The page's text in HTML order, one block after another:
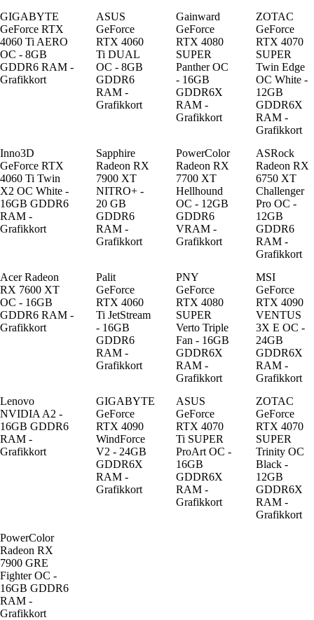
GIGABYTE
GeForce RTX
4060 Ti AERO
OC - 8GB
GDDR6 RAM -
Grafikkort
ASUS
GeForce
RTX 4060
Ti DUAL
OC - 8GB
GDDR6
RAM -
Grafikkort
Gainward
GeForce
RTX 4080
SUPER
Panther OC
- 16GB
GDDR6X
RAM -
Grafikkort
ZOTAC
GeForce
RTX 4070
SUPER
Twin Edge
OC White -
12GB
GDDR6X
RAM -
Grafikkort
Inno3D
GeForce RTX
4060 Ti Twin
X2 OC White -
16GB GDDR6
RAM -
Grafikkort
Sapphire
Radeon RX
7900 XT
NITRO+ -
20 GB
GDDR6
RAM -
Grafikkort
PowerColor
Radeon RX
7700 XT
Hellhound
OC - 12GB
GDDR6
VRAM -
Grafikkort
ASRock
Radeon RX
6750 XT
Challenger
Pro OC -
12GB
GDDR6
RAM -
Grafikkort
Acer Radeon
RX 7600 XT
OC - 16GB
GDDR6 RAM -
Grafikkort
Palit
GeForce
RTX 4060
Ti JetStream
- 16GB
GDDR6
RAM -
Grafikkort
PNY
GeForce
RTX 4080
SUPER
Verto Triple
Fan - 16GB
GDDR6X
RAM -
Grafikkort
MSI
GeForce
RTX 4090
VENTUS
3X E OC -
24GB
GDDR6X
RAM -
Grafikkort
Lenovo
NVIDIA A2 -
16GB GDDR6
RAM -
Grafikkort
GIGABYTE
GeForce
RTX 4090
WindForce
V2 - 24GB
GDDR6X
RAM -
Grafikkort
ASUS
GeForce
RTX 4070
Ti SUPER
ProArt OC -
16GB
GDDR6X
RAM -
Grafikkort
ZOTAC
GeForce
RTX 4070
SUPER
Trinity OC
Black -
12GB
GDDR6X
RAM -
Grafikkort
PowerColor
Radeon RX
7900 GRE
Fighter OC -
16GB GDDR6
RAM -
Grafikkort